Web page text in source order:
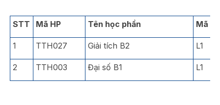
STT Mã HP Tên học phần Mã
1 TTH027 Giải tích B2 L1
2 TTH003 Đại số B1 L1